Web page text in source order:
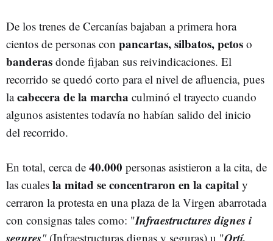
De los trenes de Cercanías bajaban a primera hora
cientos de personas con pancartas, silbatos, petos o
banderas donde fijaban sus reivindicaciones. El
recorrido se quedó corto para el nivel de afluencia, pues
lacabecera de la marcha culminó el trayecto cuando
algunos asistentes todavía no habían salido del inicio
del recorrido.
En total, cerca de 40.000 personas asistieron a la cita, de
las cuales la mitad se concentraron en la capital y
cerraron la protesta en una plaza de la Virgen abarrotada
con consignas tales como: "Infraestructures dignes i
segures" (Infraestructuras dignas y seguras) u "Ortí,